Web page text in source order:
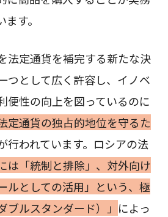
す。
法定通貨を補完する新たな決
つとして広く許容し、イノベ
便性の向上を図っているのに
定通貨の独占的地位を守るた
行われています。ロシアの法
は「統制と排除」、対外向け
ルとしての活用」という、極
ルスタンダード）」 によっ